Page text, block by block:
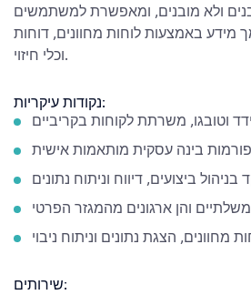
ולא מובנים, ומאפשרת למשתמשים
מידע באמצעות לוחות מחוונים, דוחות
וכלי חיזוי.
נקודות עיקריות:
וטובגו, משרתת לקוחות בקריביים
בינה עסקית מותאמות אישית
ביצועים, דיווח וניתוח נתונים
והן ארגונים מהמגזר הפרטי
מחוונים, הצגת נתונים וניתוח ניבוי
שירותים: